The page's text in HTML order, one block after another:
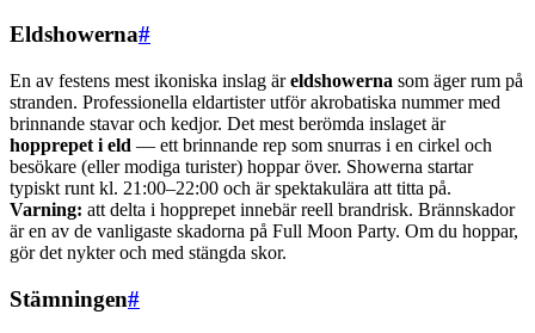
Eldshowerna#
En av festens mest ikoniska inslag äreldshowerna som äger rum på
stranden. Professionella eldartister utför akrobatiska nummer med
brinnande stavar och kedjor. Det mest berömda inslaget är
hopprepet i eld — ett brinnande rep som snurras i en cirkel och
besökare (eller modiga turister) hoppar över. Showerna startar
typiskt runt kl. 21:00–22:00 och är spektakulära att titta på.
Varning: att delta i hopprepet innebär reell brandrisk. Brännskador
är en av de vanligaste skadorna på Full Moon Party. Om du hoppar,
gör det nykter och med stängda skor.
Stämningen#